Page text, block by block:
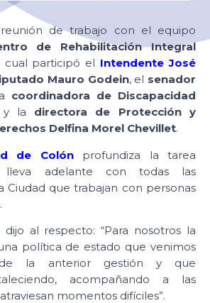
de trabajo con el equipo
de Rehabilitación Integral
cual participó el Intendente José
Mauro Godein, el senador
coordinadora de Discapacidad
y la directora de Protección y
Delfina Morel Chevillet.
de Colónprofundiza la tarea
lleva adelante con todas las
Ciudad que trabajan con personas
dijo al respecto: “Para nosotros la
política de estado que venimos
la anterior gestión y que
acompañando a las
momentos difíciles”.